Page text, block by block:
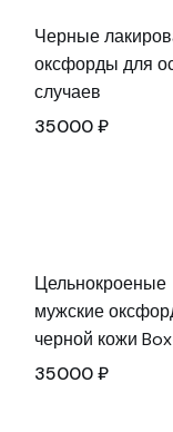
Черные
оксфорды для
случаев
35000₽
Цельнокроеные
мужские
черной кожи
35000₽